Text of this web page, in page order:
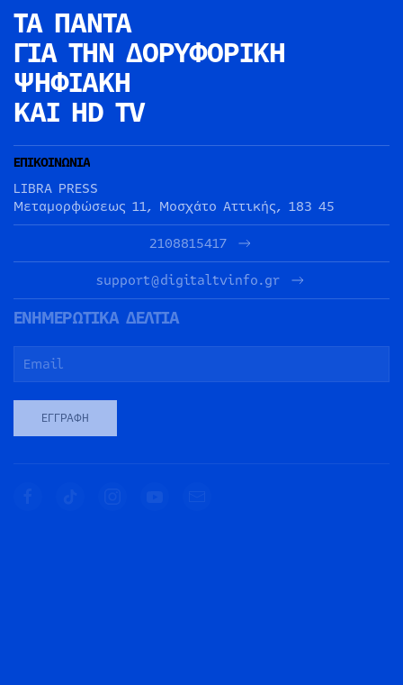
ΤΑ ΠΑΝΤΑ
ΓΙΑ ΤΗΝ ΔΟΡΥΦΟΡΙΚΗ
ΨΗΦΙΑΚΗ
ΚΑΙ HD TV
ΕΠΙΚΟΙΝΩΝΙΑ
LIBRA PRESS
Μεταμορφώσεως 11, Μοσχάτο Αττικής, 183 45
2108815417
support@digitaltvinfo.gr
ΕΝΗΜΕΡΩΤΙΚΑ ΔΕΛΤΙΑ
ΕΓΓΡΑΦΉ